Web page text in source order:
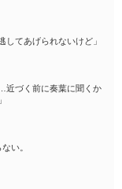
てあげられないけど」
近づく前に奏葉に聞くか
い。